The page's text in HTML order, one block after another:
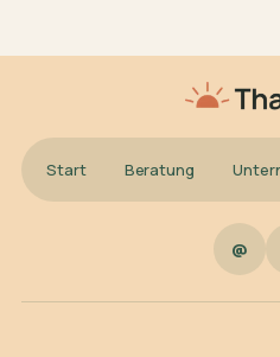
Start Beratung
@